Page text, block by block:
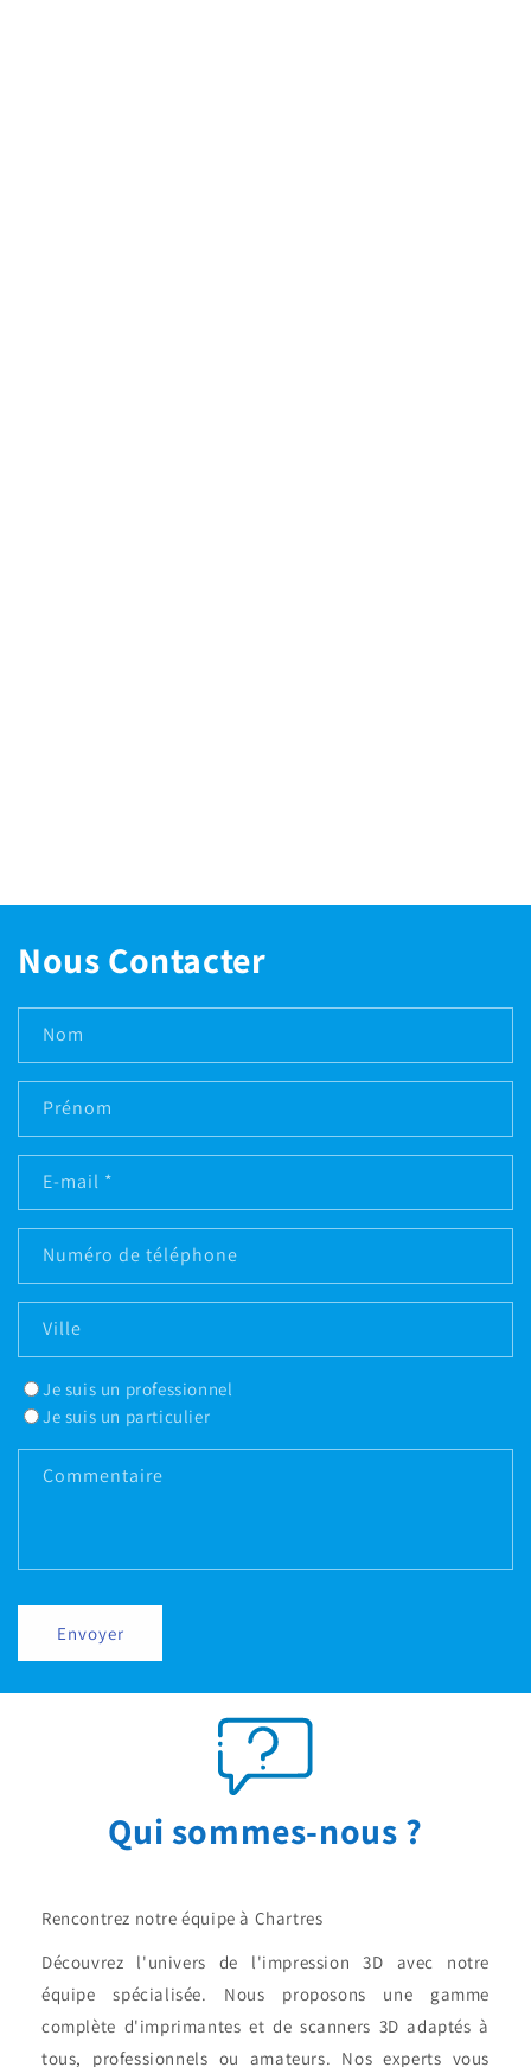
Nous Contacter
Nom
Prénom
E-mail *
Numéro de téléphone
Ville
Je suis un professionnel
Je suis un particulier
Commentaire
Envoyer
Qui sommes-nous ?
Rencontrez notre équipe à Chartres
Découvrez l'univers de l'impression 3D avec notre
équipe spécialisée. Nous proposons une gamme
complète d'imprimantes et de scanners 3D adaptés à
tous, professionnels ou amateurs. Nos experts vous